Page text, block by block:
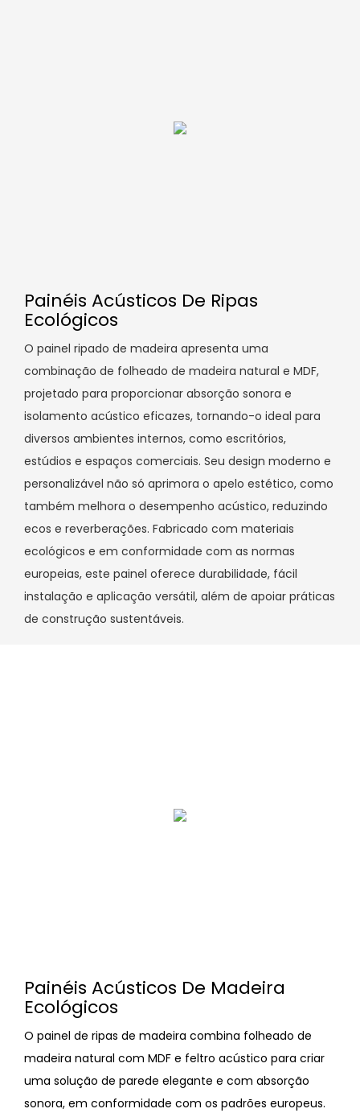
Painéis Acústicos De Ripas
Ecológicos
O painel ripado de madeira apresenta uma
combinação de folheado de madeira natural e MDF,
projetado para proporcionar absorção sonora e
isolamento acústico eficazes, tornando-o ideal para
diversos ambientes internos, como escritórios,
estúdios e espaços comerciais. Seu design moderno e
personalizável não só aprimora o apelo estético, como
também melhora o desempenho acústico, reduzindo
ecos e reverberações. Fabricado com materiais
ecológicos e em conformidade com as normas
europeias, este painel oferece durabilidade, fácil
instalação e aplicação versátil, além de apoiar práticas
de construção sustentáveis.
Painéis Acústicos De Madeira
Ecológicos
O painel de ripas de madeira combina folheado de
madeira natural com MDF e feltro acústico para criar
uma solução de parede elegante e com absorção
sonora, em conformidade com os padrões europeus.